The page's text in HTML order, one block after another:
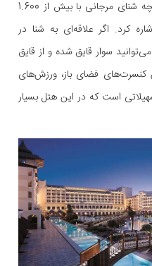
زیردریایی دارای آکواریوم و یک حوضچه شنای مرجانی با بیش از 1.600
کرد. اگر علاقه‌ای به شنا در
سوار قایق شده و از قایق
کنسرت‌های فضای باز، ورزش‌های
است که در این هتل بسیار